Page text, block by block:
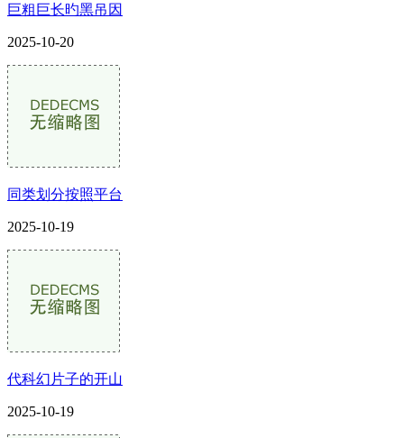
巨粗巨长旳黑吊因
2025-10-20
同类划分按照平台
2025-10-19
代科幻片子的开山
2025-10-19